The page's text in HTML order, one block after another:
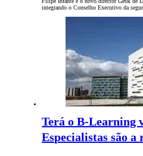
integrando o Conselho Executivo da
Terá o B-Learning
Especialistas são a